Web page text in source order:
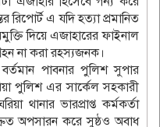
রিপোর্ট এ যদি হত্যা প্রমানিত
দিয়ে এজাহারের ফাইনাল
না করা রহস্যজনক।
পাবনার পুলিশ সুপার
পুলিশ এর সার্কেল সহকারী
থানার ভারপ্রাপ্ত কর্মকর্তা
অপসারন করে সুষ্ঠও অবাধ